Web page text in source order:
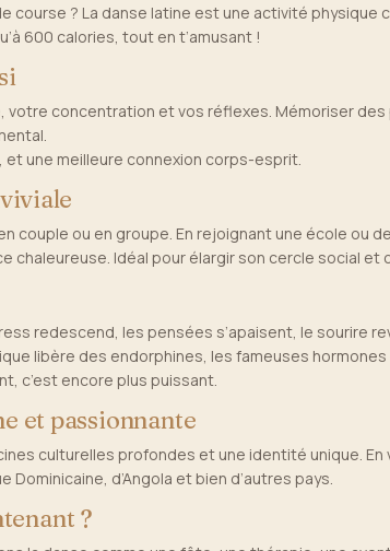
course ? La danse latine est une activité
600 calories, tout en t’amusant !
votre concentration et vos réflexes. Mémoriser des
une meilleure connexion corps-esprit.
couple ou en groupe. En rejoignant une école ou
chaleureuse. Idéal pour élargir son cercle social et
redescend, les pensées s’apaisent, le sourire
libère des endorphines, les fameuses
c’est encore plus puissant.
et passionnante
culturelles profondes et une identité unique.
d’Angola et bien d’autres pays.
?